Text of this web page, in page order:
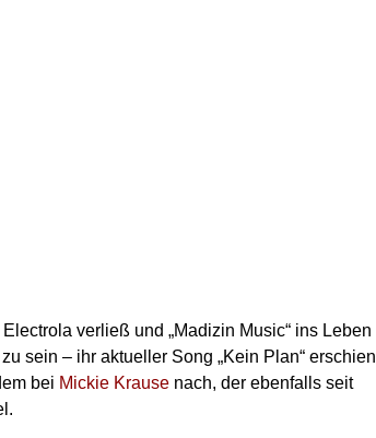
verließ und „Madizin Music“ ins Leben
sein – ihr aktueller Song „Kein Plan“ erschien
bei Mickie Krause nach, der ebenfalls seit